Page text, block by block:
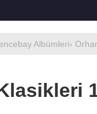
Albümleri›